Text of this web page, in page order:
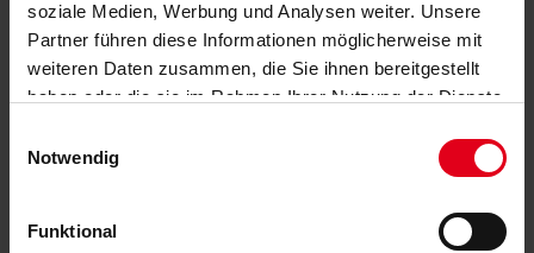
soziale Medien, Werbung und Analysen weiter. Unsere
Partner führen diese Informationen möglicherweise mit
weiteren Daten zusammen, die Sie ihnen bereitgestellt
haben oder die sie im Rahmen Ihrer Nutzung der Dienste
Notwendig
Funktional